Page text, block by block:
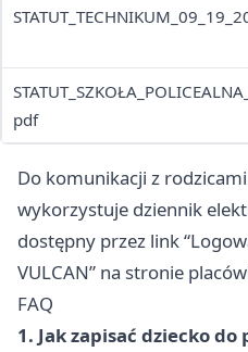
pdf
Do komunikacji z
wykorzystuje dziennik
dostępny przez link
VULCAN” na stronie
FAQ
1. Jak zapisać dziecko do